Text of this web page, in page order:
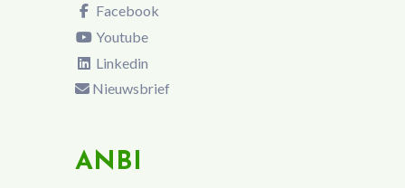
Facebook
Youtube
Linkedin
Nieuwsbrief
ANBI